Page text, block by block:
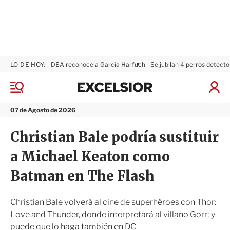
M
n
07 de Agosto de 2026
LO DE HOY: DEA reconoce a García Harfuch Se jubilan 4 perros
I
a
ó
x
i
r
Christian Bale podría sustituir
a Michael Keaton como
Batman en The Flash
Christian Bale volverá al cine de superhéroes con Thor:
Love and Thunder, donde interpretará al villano Gorr; y
puede que lo haga también en DC